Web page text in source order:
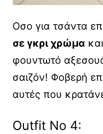
Οσο για τσάντα
σε γκρι χρώμα
φουντωτό
σαιζόν! Φοβερή
αυτές που
Outfit No 4: